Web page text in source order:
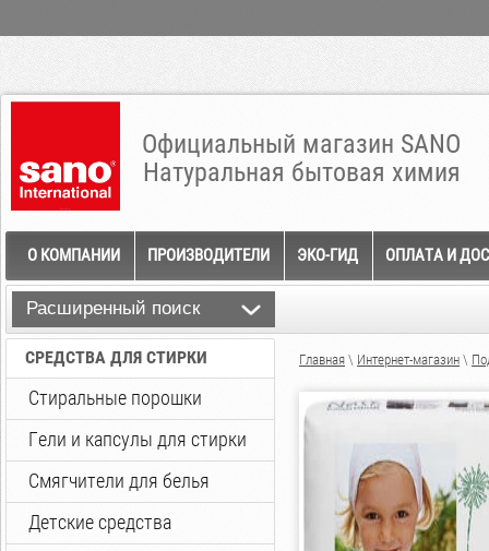
Официальный магазин SANO
Натуральная бытовая химия
О КОМПАНИИ ПРОИЗВОДИТЕЛИ ЭКО-ГИД ОПЛАТА И
Расширенный поиск
СРЕДСТВА ДЛЯ СТИРКИ
Стиральные порошки
Гели и капсулы для стирки
Смягчители для белья
Детские средства
Главная \ Интернет-магазин \